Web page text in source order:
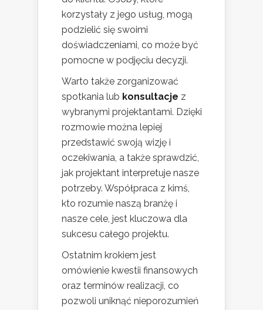
korzystały z jego usług, mogą
podzielić się swoimi
doświadczeniami, co może być
pomocne w podjęciu decyzji.
Warto także zorganizować
spotkania lub konsultacje z
wybranymi projektantami. Dzięki
rozmowie można lepiej
przedstawić swoją wizję i
oczekiwania, a także sprawdzić,
jak projektant interpretuje nasze
potrzeby. Współpraca z kimś,
kto rozumie naszą branżę i
nasze cele, jest kluczowa dla
sukcesu całego projektu.
Ostatnim krokiem jest
omówienie kwestii finansowych
oraz terminów realizacji, co
pozwoli uniknąć nieporozumień